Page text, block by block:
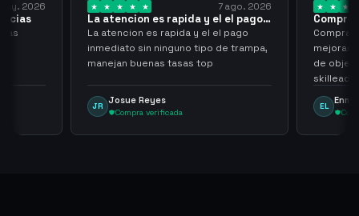
7 ago. 2026
La atencion es rapida y el el pago…
La atencion es rapida y el el pago
inmediato sin ninguno tipo de trampa,
manejan buenas tasas top
JR
Josue Reyes
Compra verificada
Compra
Compra
mejoras
de
EL
2026